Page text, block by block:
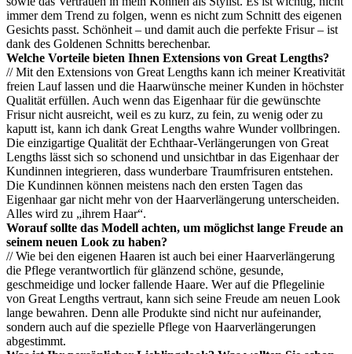
immer dem Trend zu folgen, wenn es nicht zum Schnitt des eigenen
Gesichts passt. Schönheit – und damit auch die perfekte Frisur – ist
dank des Goldenen Schnitts berechenbar.
Welche Vorteile bieten Ihnen Extensions von Great Lengths?
// Mit den Extensions von Great Lengths kann ich meiner Kreativität
freien Lauf lassen und die Haarwünsche meiner Kunden in höchster
Qualität erfüllen. Auch wenn das Eigenhaar für die gewünschte
Frisur nicht ausreicht, weil es zu kurz, zu fein, zu wenig oder zu
kaputt ist, kann ich dank Great Lengths wahre Wunder vollbringen.
Die einzigartige Qualität der Echthaar-Verlängerungen von Great
Lengths lässt sich so schonend und unsichtbar in das Eigenhaar der
Kundinnen integrieren, dass wunderbare Traumfrisuren entstehen.
Die Kundinnen können meistens nach den ersten Tagen das
Eigenhaar gar nicht mehr von der Haarverlängerung unterscheiden.
Alles wird zu „ihrem Haar“.
Worauf sollte das Modell achten, um möglichst lange Freude an
seinem neuen Look zu haben?
// Wie bei den eigenen Haaren ist auch bei einer Haarverlängerung
die Pflege verantwortlich für glänzend schöne, gesunde,
geschmeidige und locker fallende Haare. Wer auf die Pflegelinie
von Great Lengths vertraut, kann sich seine Freude am neuen Look
lange bewahren. Denn alle Produkte sind nicht nur aufeinander,
sondern auch auf die spezielle Pflege von Haarverlängerungen
abgestimmt.